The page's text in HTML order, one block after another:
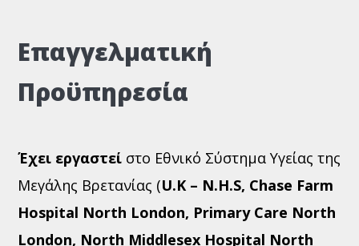
Επαγγελματική
Προϋπηρεσία
Έχει εργαστεί στο Εθνικό Σύστημα Υγείας της
Μεγάλης Βρετανίας (U.K – N.H.S, Chase Farm
Hospital North London, Primary Care North
London, North Middlesex Hospital North